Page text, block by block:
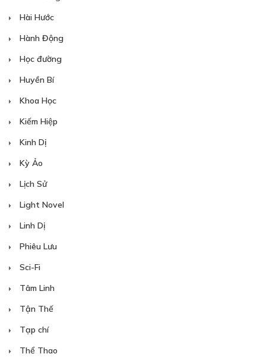
Hài Hước
Hành Động
Học đường
Huyền Bí
Khoa Học
Kiếm Hiệp
Kinh Dị
Kỳ Ảo
Lịch Sử
Light Novel
Linh Dị
Phiêu Lưu
Sci-Fi
Tâm Linh
Tận Thế
Tạp chí
Thể Thao